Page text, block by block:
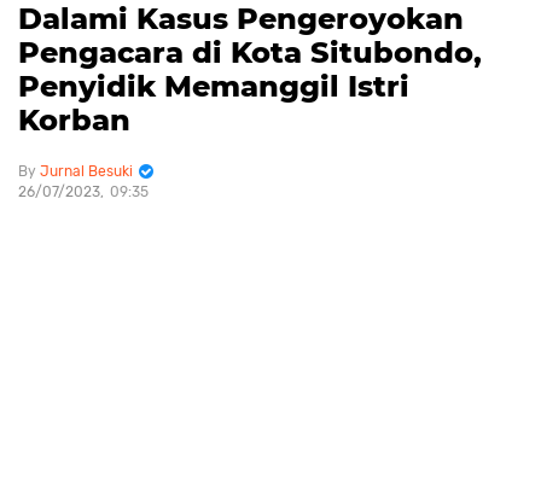
Dalami Kasus Pengeroyokan
Pengacara di Kota Situbondo,
Penyidik Memanggil Istri
Korban
Jurnal Besuki
26/07/2023 09:35